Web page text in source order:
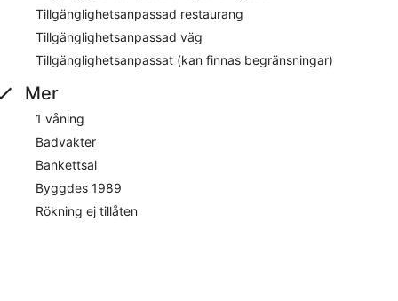
Tillgänglighetsanpassad restaurang
Tillgänglighetsanpassad väg
Tillgänglighetsanpassat (kan finnas begränsningar)
Mer
1 våning
Badvakter
Bankettsal
Byggdes 1989
Rökning ej tillåten